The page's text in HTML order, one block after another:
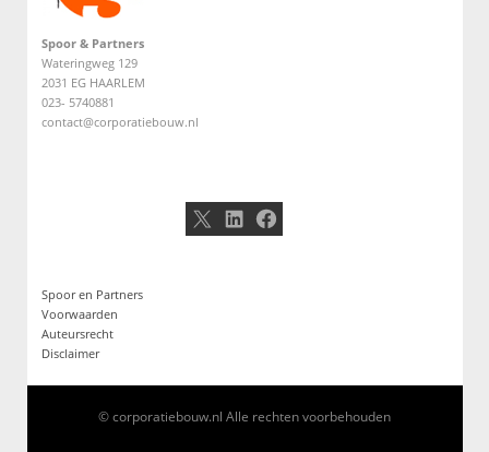
Spoor & Partners
Wateringweg 129
2031 EG HAARLEM
023- 5740881
contact@corporatiebouw.nl
X LinkedIn
Facebook
Spoor en Partners
Voorwaarden
Auteursrecht
Disclaimer
© corporatiebouw.nl Alle rechten voorbehouden